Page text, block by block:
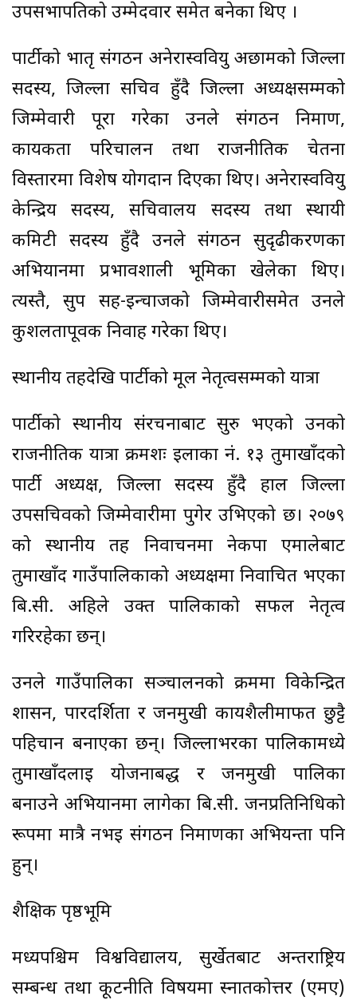
उपसभापतिको उम्मेदवार समेत बनेका थिए ।
पार्टीको भातृ संगठन अनेरास्ववियु अछामको जिल्ला
सदस्य, जिल्ला सचिव हुँदै जिल्ला अध्यक्षसम्मको
जिम्मेवारी पूरा गरेका उनले संगठन निर्माण,
कार्यकर्ता परिचालन तथा राजनीतिक चेतना
विस्तारमा विशेष योगदान दिएका थिए। अनेरास्ववियु
केन्द्रिय सदस्य, सचिवालय सदस्य तथा स्थायी
कमिटी सदस्य हुँदै उनले संगठन सुदृढीकरणका
अभियानमा प्रभावशाली भूमिका खेलेका थिए।
त्यस्तै, सुप सह-इन्चार्जको जिम्मेवारीसमेत उनले
कुशलतापूर्वक निर्वाह गरेका थिए।
स्थानीय तहदेखि पार्टीको मूल नेतृत्वसम्मको यात्रा
पार्टीको स्थानीय संरचनाबाट सुरु भएको उनको
राजनीतिक यात्रा क्रमशः इलाका नं. १३ तुर्माखाँदको
पार्टी अध्यक्ष, जिल्ला सदस्य हुँदै हाल जिल्ला
उपसचिवको जिम्मेवारीमा पुगेर उभिएको छ। २०७९
को स्थानीय तह निर्वाचनमा नेकपा एमालेबाट
तुर्माखाँद गाउँपालिकाको अध्यक्षमा निर्वाचित भएका
बि.सी. अहिले उक्त पालिकाको सफल नेतृत्व
गरिरहेका छन्।
उनले गाउँपालिका सञ्चालनको क्रममा विकेन्द्रित
शासन, पारदर्शिता र जनमुखी कार्यशैलीमार्फत छुट्टै
पहिचान बनाएका छन्। जिल्लाभरका पालिकामध्ये
तुर्माखाँदलाई योजनाबद्ध र जनमुखी पालिका
बनाउने अभियानमा लागेका बि.सी. जनप्रतिनिधिको
रूपमा मात्रै नभई संगठन निर्माणका अभियन्ता पनि
हुन्।
शैक्षिक पृष्ठभूमि
मध्यपश्चिम विश्वविद्यालय, सुर्खेतबाट अन्तर्राष्ट्रिय
सम्बन्ध तथा कूटनीति विषयमा स्नातकोत्तर (एमए)